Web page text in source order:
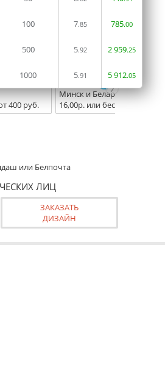
100 7.85 785.00
500 5.92 2959.25
1000 5.91 5912.05
Ул. Б. Хмельницкого, 7
400 руб.
Доставка:
13.08.2026 -
Минск и Беларусь
16,00р. или бесплатно от
или Белпочта
ЛИЦ
ЗАКАЗАТЬ
ДИЗАЙН